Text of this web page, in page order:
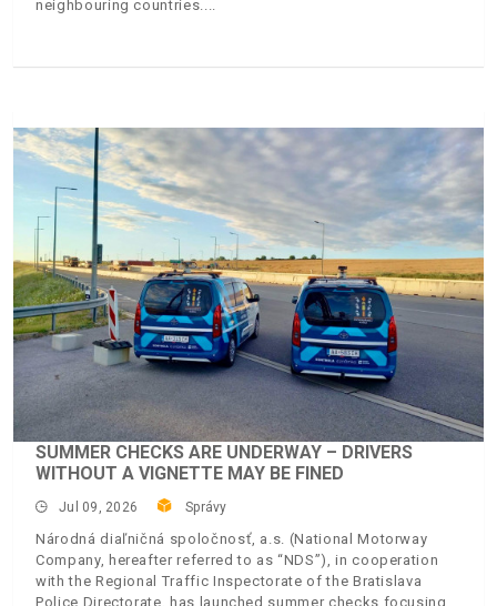
neighbouring countries.
SUMMER CHECKS ARE UNDERWAY – DRIVERS
WITHOUT A VIGNETTE MAY BE FINED
Jul 09, 2026 Správy
Národná diaľničná spoločnosť, a.s. (National Motorway
Company, hereafter referred to as “NDS”), in cooperation
with the Regional Traffic Inspectorate of the Bratislava
Police Directorate, has launched summer checks focusing